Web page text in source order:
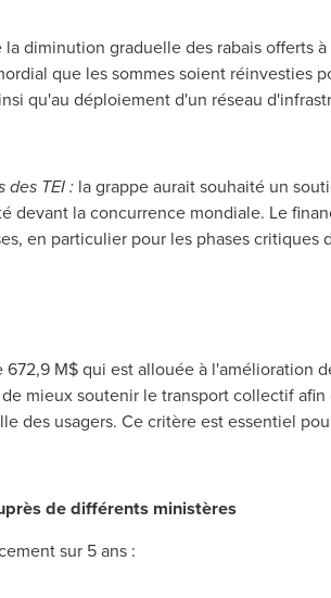
diminution graduelle des rabais offerts à
que les sommes soient réinvesties
qu'au déploiement d'un réseau
TEI : la grappe aurait souhaité un
devant la concurrence mondiale. Le
en particulier pour les phases critiques
M$ qui est allouée à l'amélioration
mieux soutenir le transport collectif afin
des usagers. Ce critère est essentiel
de différents ministères
sur 5 ans :